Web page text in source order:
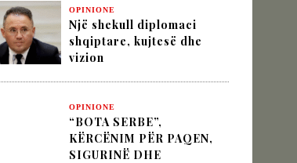
INXHINIERISË SË
OPINIONE
Një shekull diplomaci
shqiptare, kujtesë dhe
vizion
OPINIONE
“BOTA SERBE”,
KËRCËNIM PËR PAQEN,
SIGURINË DHE